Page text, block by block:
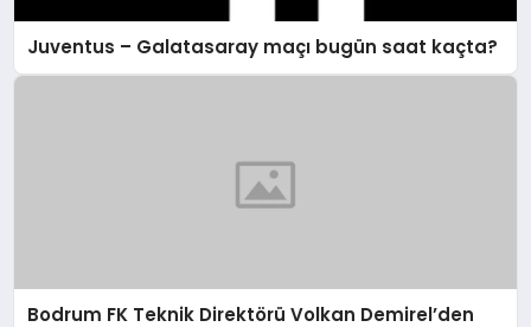
Juventus – Galatasaray maçı bugün saat kaçta?
Bodrum FK Teknik Direktörü Volkan Demirel’den